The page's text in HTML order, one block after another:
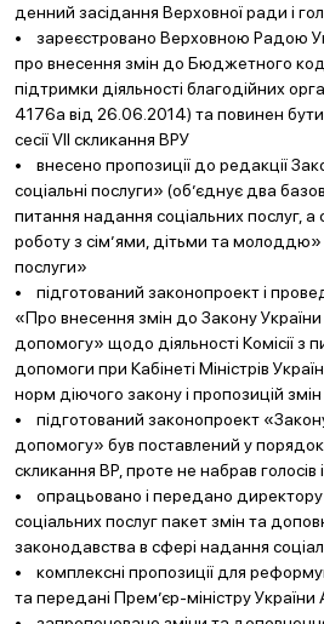
денний засідання Верховної ради і
• зареєстровано Верховною Радою
про внесення змін до Бюджетного
підтримки діяльності благодійних
4176а від 26.06.2014) та повинен
сесії VII скликання ВРУ
• внесено пропозиції до редакції
соціальні послуги» (об’єднує два
питання надання соціальних послуг,
роботу з сім’ями, дітьми та молоддю»
послуги»
• підготований законопроект і
«Про внесення змін до Закону
допомогу» щодо діяльності Комісії з
допомоги при Кабінеті Міністрів
норм діючого закону і пропозицій змін
• підготований законопроект
допомогу» був поставлений у порядок
скликання ВР, проте не набрав голосів
• опрацьовано і передано
соціальних послуг пакет змін та
законодавства в сфері надання
• комплексні пропозиції для
та передані Прем’єр-міністру